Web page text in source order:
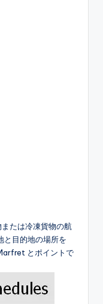
たは冷凍貨物の航
と目的地の場所を
とポイントで